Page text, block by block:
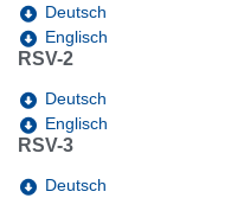
Deutsch
Englisch
RSV-2
Deutsch
Englisch
RSV-3
Deutsch